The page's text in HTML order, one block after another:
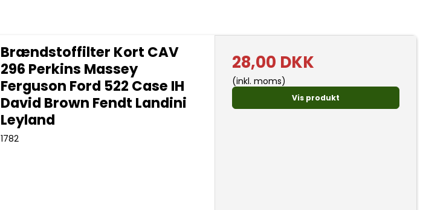
Brændstoffilter Kort CAV
296 Perkins Massey
Ferguson Ford 522 Case IH
David Brown Fendt Landini
Leyland
1782
28,00 DKK
(inkl. moms)
Vis produkt